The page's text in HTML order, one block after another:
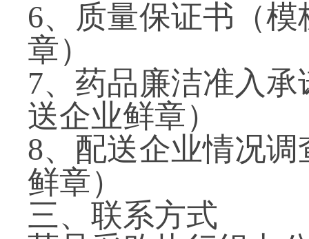
6、质量保证书（模
章）
7、药品廉洁准入
送企业鲜章）
8、配送企业情况
鲜章）
三、联系方式